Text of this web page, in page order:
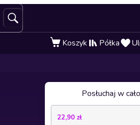
Koszyk Półka
Posłuchaj w
22,90 zł